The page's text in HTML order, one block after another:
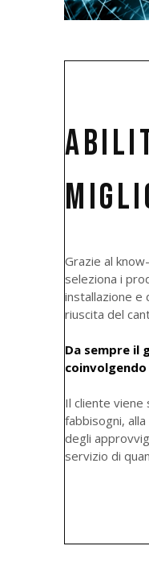
Grazie al
seleziona i
installazione e
riuscita del
Da sempre il
Il cliente viene
fabbisogni,
degli
servizio di